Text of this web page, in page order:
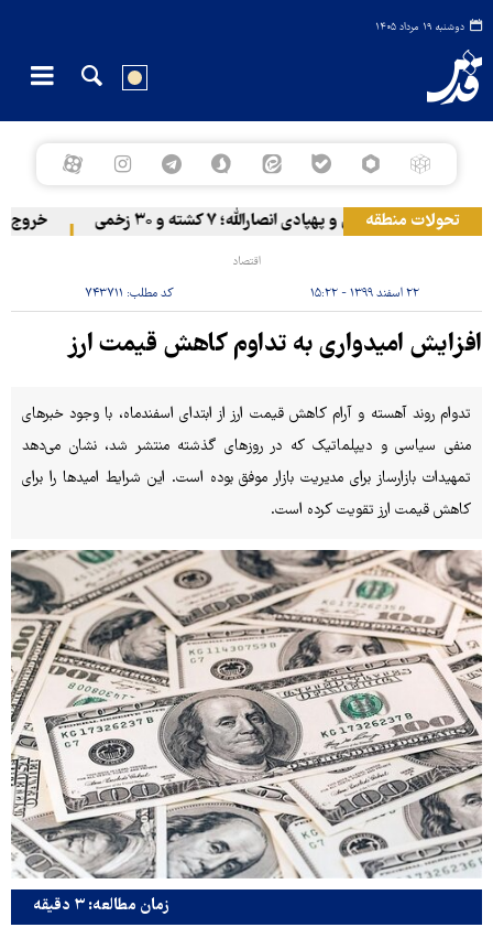
دوشنبه ۱۹ مرداد ۱۴۰۵
تحولات منطقه
حملات موشکی و پهپادی انصارالله؛ ۷ کشته و ۳۰ زخمی خروج
اقتصاد
۲۲ اسفند ۱۳۹۹ - ۱۵:۲۲ کد مطلب: ۷۴۳۷۱۱
افزایش امیدواری به تداوم کاهش قیمت ارز
تدوام روند آهسته و آرام کاهش قیمت ارز از ابتدای اسفندماه، با وجود خبرهای
منفی سیاسی و دیپلماتیک که در روزهای گذشته منتشر شد، نشان می‌دهد
تمهیدات بازارساز برای مدیریت بازار موفق بوده است. این شرایط امیدها را برای
کاهش قیمت ارز تقویت کرده است.
زمان مطالعه: ۳ دقیقه